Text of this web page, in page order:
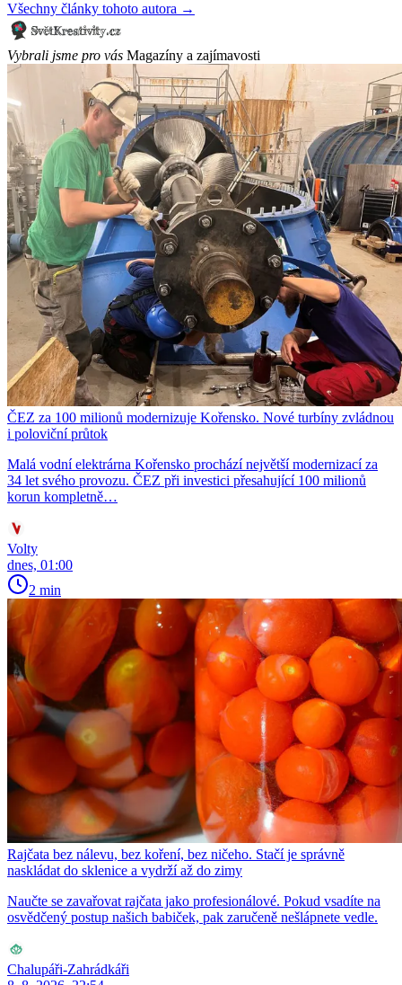
Všechny články tohoto autora →
Vybrali jsme pro vás Magazíny a zajímavosti
ČEZ za 100 milionů modernizuje Kořensko. Nové turbíny zvládnou
i poloviční průtok
Malá vodní elektrárna Kořensko prochází největší modernizací za
34 let svého provozu. ČEZ při investici přesahující 100 milionů
korun kompletně…
Volty
dnes, 01:00
2 min
Rajčata bez nálevu, bez koření, bez ničeho. Stačí je správně
naskládat do sklenice a vydrží až do zimy
Naučte se zavařovat rajčata jako profesionálové. Pokud vsadíte na
osvědčený postup našich babiček, pak zaručeně nešlápnete vedle.
Chalupáři-Zahrádkáři